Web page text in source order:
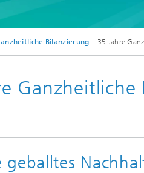
Bilanzierung 35 Jahre
Ganzheitliche
geballtes